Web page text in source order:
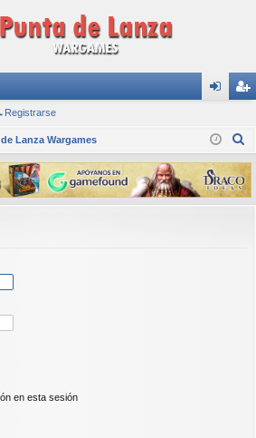
nti
fic
ar
ist
ra
rs
Registrarse
Lanza Wargames
s
c
en esta sesión